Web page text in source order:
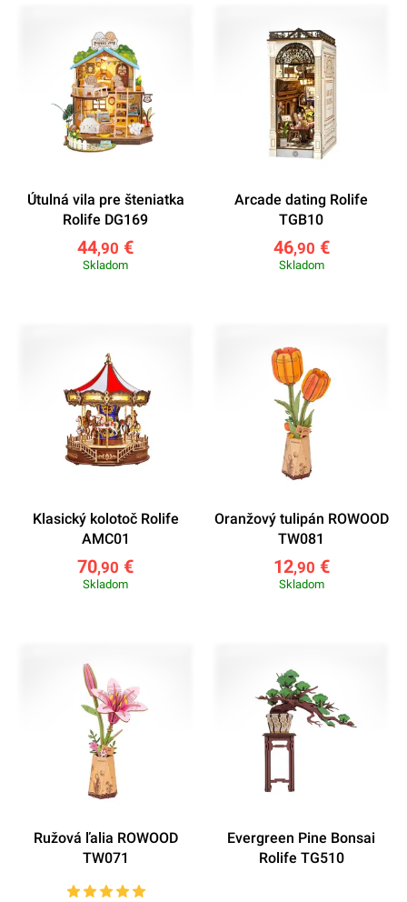
Útulná vila pre šteniatka
Rolife DG169
44,90 €
Skladom
Arcade dating Rolife
TGB10
46,90 €
Skladom
Klasický kolotoč Rolife
AMC01
70,90 €
Skladom
Oranžový tulipán ROWOOD
TW081
12,90 €
Skladom
Ružová ľalia ROWOOD
TW071
Evergreen Pine Bonsai
Rolife TG510